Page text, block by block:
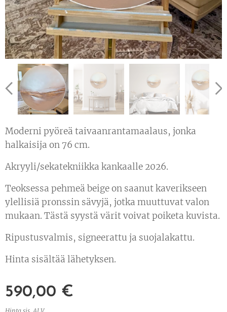
Moderni pyöreä taivaanrantamaalaus, jonka
halkaisija on 76 cm.
Akryyli/sekatekniikka kankaalle 2026.
Teoksessa pehmeä beige on saanut kaverikseen
ylellisiä pronssin sävyjä, jotka muuttuvat valon
mukaan. Tästä syystä värit voivat poiketa kuvista.
Ripustusvalmis, signeerattu ja suojalakattu.
Hinta sisältää lähetyksen.
590,00 €